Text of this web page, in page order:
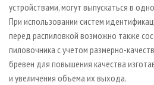
устройствами, могут выпускаться в
При использовании систем
перед распиловкой возможно также
пиловочника с учетом размерно-
бревен для повышения качества
и увеличения объема их выхода.